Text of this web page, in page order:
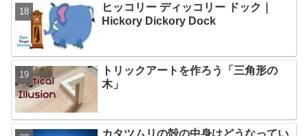
ヒッコリー ディッコリー ドック｜
Hickory Dickory Dock
トリックアートを作ろう「三角形の
木」
カタツムリの殻の中身はどうなってい